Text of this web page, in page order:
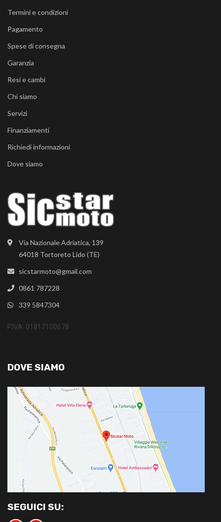
Via Nazionale Adriatica, 139
64018 Tortoreto Lido (TE)
sicstarmoto@gmail.com
0861 787228
339 5847304
P.IVA: 01817100678
Termini e condizioni
Pagamento
Spese di consegna
Garanzia
Resi e cambi
Chi siamo
Servizi
Finanziamenti
Richiedi informazioni
Dove siamo
DOVE SIAMO
SEGUICI SU: